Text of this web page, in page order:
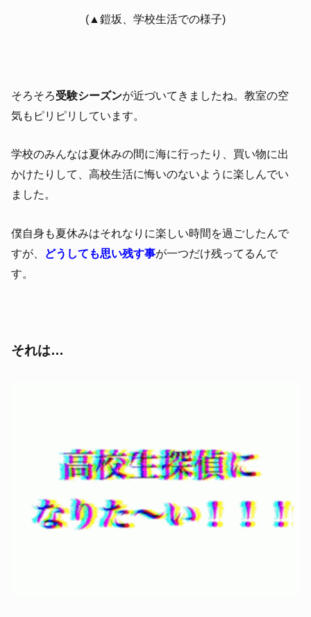
(▲鎧坂、学校生活での様子)
そろそろ受験シーズンが近づいてきましたね。教室の空
気もピリピリしています。
学校のみんなは夏休みの間に海に行ったり、買い物に出
かけたりして、高校生活に悔いのないように楽しんでい
ました。
僕自身も夏休みはそれなりに楽しい時間を過ごしたんで
すが、 どうしても思い残す事が一つだけ残ってるんで
す。
それは…